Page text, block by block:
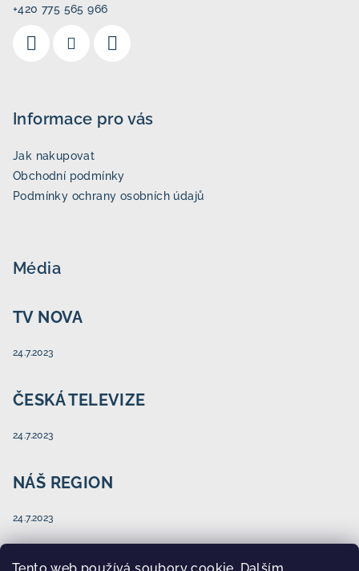
+420 775 565 966
Informace pro vás
Jak nakupovat
Obchodní podmínky
Podmínky ochrany osobních údajů
Média
TV NOVA
24.7.2023
ČESKÁ TELEVIZE
24.7.2023
NÁŠ REGION
24.7.2023